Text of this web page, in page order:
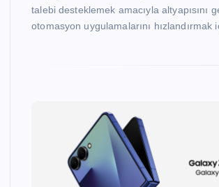
talebi desteklemek amacıyla altyapısını
otomasyon uygulamalarını hızlandırmak